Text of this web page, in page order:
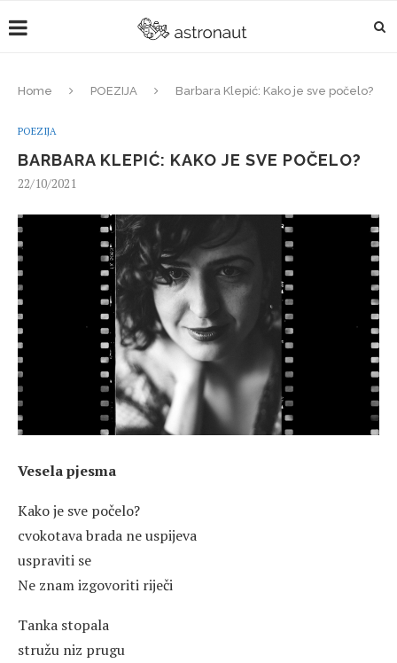
Home POEZIJA Barbara Klepić: Kako je sve počelo?
POEZIJA
BARBARA KLEPIĆ: KAKO JE SVE POČELO?
22/10/2021
Vesela pjesma
Kako je sve počelo?
cvokotava brada ne uspijeva
uspraviti se
Ne znam izgovoriti riječi
Tanka stopala
stružu niz prugu